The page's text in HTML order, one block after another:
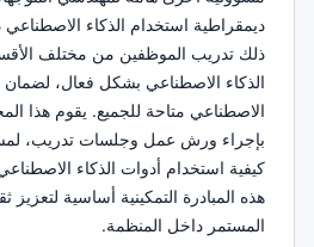
ديمقراطية استخدام الذكاء
ذلك تدريب الموظفين من مختلف
الذكاء الاصطناعي بشكل فعال، لضمان
الاصطناعي متاحة للجميع. يقوم هذا
بإجراء ورش عمل وجلسات تدريب،
كيفية استخدام أدوات الذكاء
هذه المبادرة التمكينية أساسية لتعزيز
المستمر داخل المنظمة.